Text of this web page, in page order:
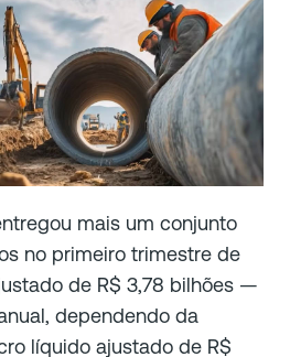
mais um conjunto
no primeiro trimestre de
de R$ 3,78 bilhões —
dependendo da
líquido ajustado de R$